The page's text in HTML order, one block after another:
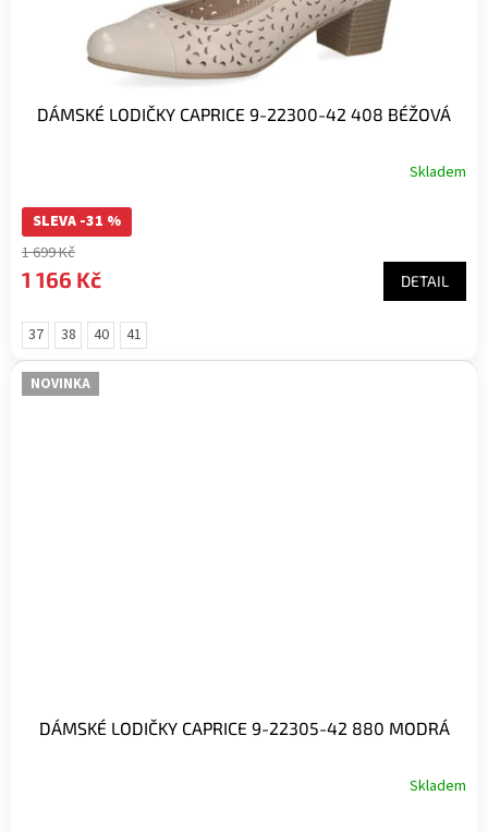
DÁMSKÉ LODIČKY CAPRICE 9-22300-42 408 BÉŽOVÁ
Skladem
SLEVA -31 %
1 699 Kč
1 166 Kč DETAIL
37 38 40 41
NOVINKA
DÁMSKÉ LODIČKY CAPRICE 9-22305-42 880 MODRÁ
Skladem